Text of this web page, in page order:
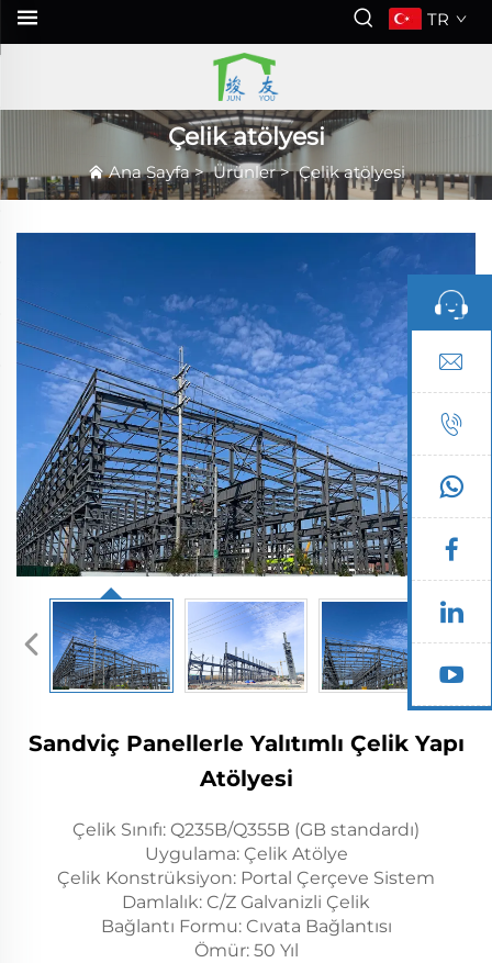
TR
Çelik atölyesi
Ana Sayfa>Ürünler>Çelik atölyesi
Sandviç Panellerle Yalıtımlı Çelik Yapı
Atölyesi
Çelik Sınıfı: Q235B/Q355B (GB standardı)
Uygulama: Çelik Atölye
Çelik Konstrüksiyon: Portal Çerçeve Sistem
Damlalık: C/Z Galvanizli Çelik
Bağlantı Formu: Cıvata Bağlantısı
Ömür: 50 Yıl